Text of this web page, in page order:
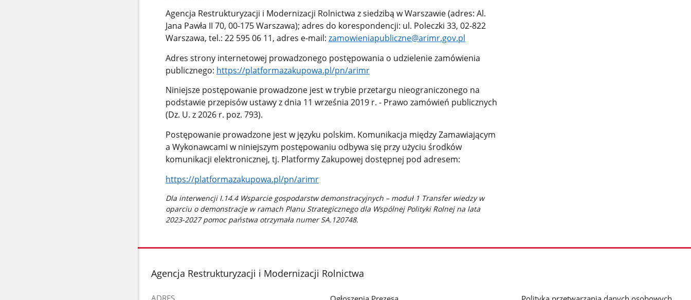
Agencja Restrukturyzacji i Modernizacji Rolnictwa z siedzibą w Warszawie (adres: Al.
Jana Pawła II 70, 00-175 Warszawa); adres do korespondencji: ul. Poleczki 33, 02-822
Warszawa, tel.: 22 595 06 11, adres e-mail: zamowieniapubliczne@arimr.gov.pl
Adres strony internetowej prowadzonego postępowania o udzielenie zamówienia
publicznego: https://platformazakupowa.pl/pn/arimr
Niniejsze postępowanie prowadzone jest w trybie przetargu nieograniczonego na
podstawie przepisów ustawy z dnia 11 września 2019 r. - Prawo zamówień publicznych
(Dz. U. z 2026 r. poz. 793).
Postępowanie prowadzone jest w języku polskim. Komunikacja między Zamawiającym
a Wykonawcami w niniejszym postępowaniu odbywa się przy użyciu środków
komunikacji elektronicznej, tj. Platformy Zakupowej dostępnej pod adresem:
https://platformazakupowa.pl/pn/arimr
Dla interwencji I.14.4 Wsparcie gospodarstw demonstracyjnych – moduł 1 Transfer wiedzy w
oparciu o demonstracje w ramach Planu Strategicznego dla Wspólnej Polityki Rolnej na lata
2023-2027 pomoc państwa otrzymała numer SA.120748.
stopka
Agencja Restrukturyzacji i Modernizacji Rolnictwa